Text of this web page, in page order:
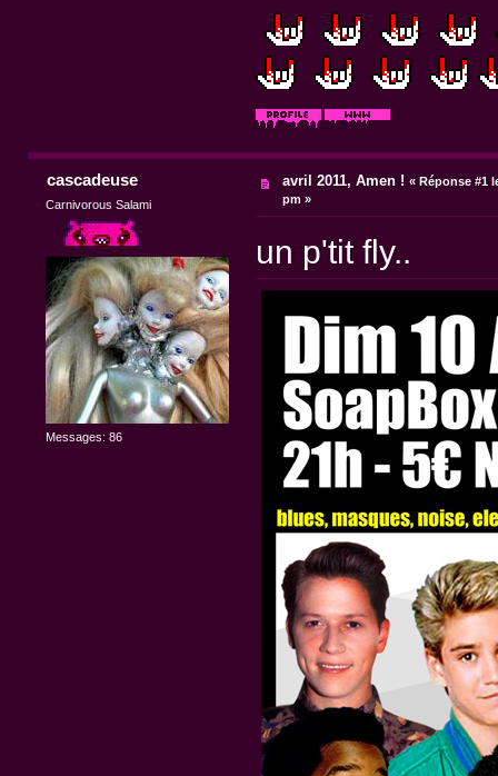
cascadeuse
Carnivorous Salami
Messages: 86
avril 2011, Amen ! «Réponse #1
pm »
un p'tit fly..